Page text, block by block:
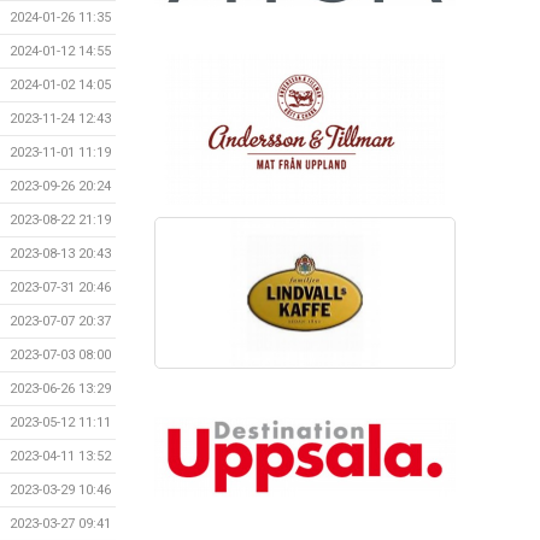
2024-01-26 11:35
2024-01-12 14:55
2024-01-02 14:05
2023-11-24 12:43
2023-11-01 11:19
2023-09-26 20:24
2023-08-22 21:19
2023-08-13 20:43
2023-07-31 20:46
2023-07-07 20:37
2023-07-03 08:00
2023-06-26 13:29
2023-05-12 11:11
2023-04-11 13:52
2023-03-29 10:46
2023-03-27 09:41